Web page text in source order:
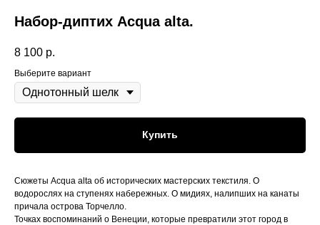
Набор-диптих Acqua alta.
8 100 р.
Выберите вариант
Купить
Сюжеты Acqua alta об исторических мастерских текстиля. О
водорослях на ступенях набережных. О мидиях, налипших на канаты
причала острова Торчелло.
Точках воспоминаний о Венеции, которые превратили этот город в